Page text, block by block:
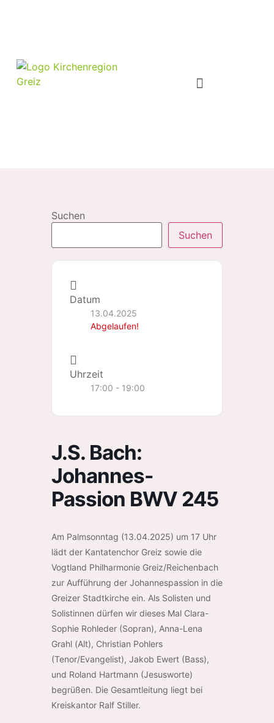
Suchen
Suchen
Datum
13.04.2025
Abgelaufen!
Uhrzeit
17:00 - 19:00
J.S. Bach:
Johannes-
Passion BWV 245
Am Palmsonntag (13.04.2025) um 17 Uhr
lädt der Kantatenchor Greiz sowie die
Vogtland Philharmonie Greiz/Reichenbach
zur Aufführung der Johannespassion in die
Greizer Stadtkirche ein. Als Solisten und
Solistinnen dürfen wir dieses Mal Clara-
Sophie Rohleder (Sopran), Anna-Lena
Grahl (Alt), Christian Pohlers
(Tenor/Evangelist), Jakob Ewert (Bass),
und Roland Hartmann (Jesusworte)
begrüßen. Die Gesamtleitung liegt bei
Kreiskantor Ralf Stiller.